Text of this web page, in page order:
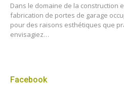
Dans le domaine de la construction
fabrication de portes de garage
pour des raisons esthétiques que
envisagiez…
Facebook